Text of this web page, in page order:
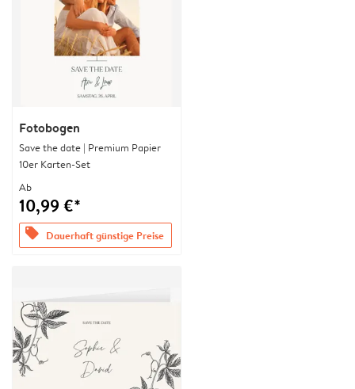
Fotobogen
Save the date | Premium Papier
10er Karten-Set
Ab
10,99 €*
offers Dauerhaft günstige Preise